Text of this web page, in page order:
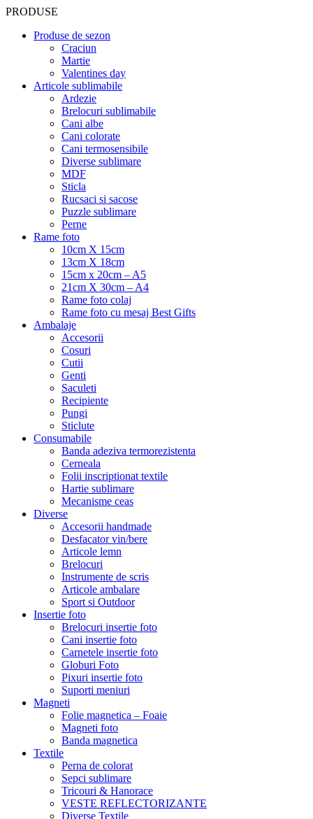
PRODUSE
Produse de sezon
Craciun
Martie
Valentines day
Articole sublimabile
Ardezie
Brelocuri sublimabile
Cani albe
Cani colorate
Cani termosensibile
Diverse sublimare
MDF
Sticla
Rucsaci si sacose
Puzzle sublimare
Perne
Rame foto
10cm X 15cm
13cm X 18cm
15cm x 20cm – A5
21cm X 30cm – A4
Rame foto colaj
Rame foto cu mesaj Best Gifts
Ambalaje
Accesorii
Cosuri
Cutii
Genti
Saculeti
Recipiente
Pungi
Sticlute
Consumabile
Banda adeziva termorezistenta
Cerneala
Folii inscriptionat textile
Hartie sublimare
Mecanisme ceas
Diverse
Accesorii handmade
Desfacator vin/bere
Articole lemn
Brelocuri
Instrumente de scris
Articole ambalare
Sport si Outdoor
Insertie foto
Brelocuri insertie foto
Cani insertie foto
Carnetele insertie foto
Globuri Foto
Pixuri insertie foto
Suporti meniuri
Magneti
Folie magnetica – Foaie
Magneti foto
Banda magnetica
Textile
Perna de colorat
Sepci sublimare
Tricouri & Hanorace
VESTE REFLECTORIZANTE
Diverse Textile